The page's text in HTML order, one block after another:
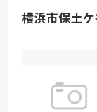
横浜市保土